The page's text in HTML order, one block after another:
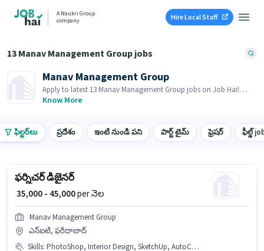
A Naukri Group
company
Hire Local Staff
13 Manav Management Group jobs
Manav Management Group
Apply to latest 13 Manav Management Group jobs on Job Hai!
Recruiter is actively hiring in your area.
Know More
ఫిల్టర్‌లు ప్రదేశం ఇంటి నుండి పని పార్ట్ టైమ్ ఫ్రెషర్ ఫీల్డ్
ఫర్నిచర్ డిజైనర్
₹ 35,000 - 45,000per నెల
Manav Management Group
ఎన్ఐటి, ఫరీదాబాద్
Skills: PhotoShop, Interior Design, SketchUp, AutoCAD, 3D Modelling